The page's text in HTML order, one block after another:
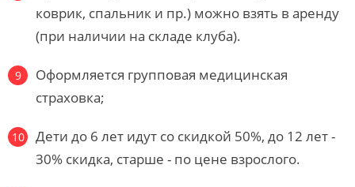
коврик, спальник и пр.) можно взять в аренду
(при наличии на складе клуба).
Оформляется групповая медицинская
страховка;
Дети до 6 лет идут со скидкой 50%, до 12 лет -
30% скидка, старше - по цене взрослого.